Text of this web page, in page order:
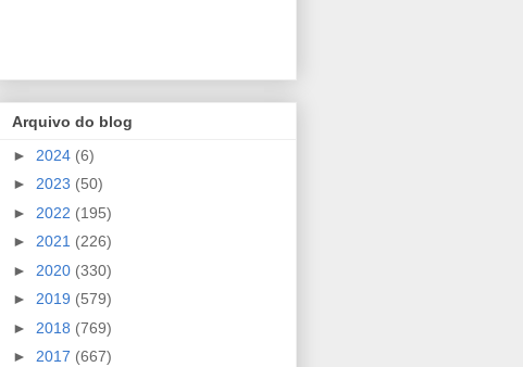
Arquivo do blog
► 2024 (6)
► 2023 (50)
► 2022 (195)
► 2021 (226)
► 2020 (330)
► 2019 (579)
► 2018 (769)
► 2017 (667)